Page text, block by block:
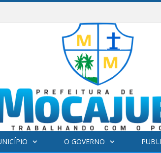
O GOVERNO